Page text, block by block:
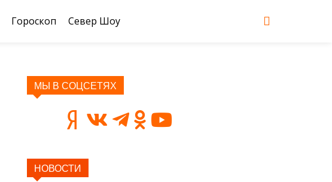
Гороскоп Север Шоу
МЫ В СОЦСЕТЯХ
НОВОСТИ